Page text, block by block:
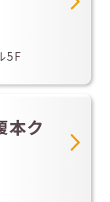
5F
本ク